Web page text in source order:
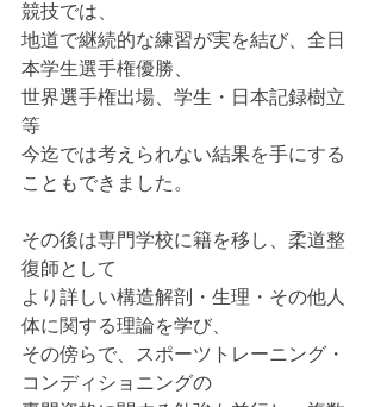
競技では、
地道で継続的な練習が実を結び、全日
本学生選手権優勝、
世界選手権出場、学生・日本記録樹立
等
今迄では考えられない結果を手にする
こともできました。
その後は専門学校に籍を移し、柔道整
復師として
より詳しい構造解剖・生理・その他人
体に関する理論を学び、
その傍らで、スポーツトレーニング・
コンディショニングの